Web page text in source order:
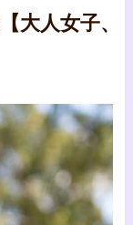
大人女子、